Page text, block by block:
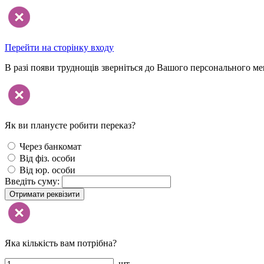
Перейти на сторінку входу
В разі появи труднощів зверніться до Вашого персонального
Як ви плануєте робити переказ?
Через банкомат
Від фіз. особи
Від юр. особи
Введіть суму:
Отримати реквізити
Яка кількість вам потрібна?